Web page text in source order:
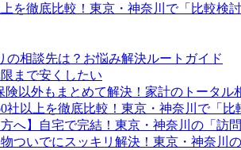
上を徹底比較！東京・神奈川で「比較検
の相談先は？お悩み解決ルートガイド
まで安くしたい
険以外もまとめて解決！家計のトータル
社以上を徹底比較！東京・神奈川で「
方へ】自宅で完結！東京・神奈川の「訪
物ついでにスッキリ解決！東京・神奈川